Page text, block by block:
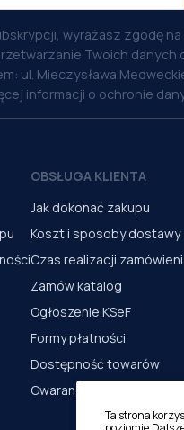
wyrażasz zgodę
Twoich danych
ul. Mieczysława
informacji o ochronie
OBSŁUGA KLIENTA
Jak dokonać zakupu
Koszt i sposoby dostawy
Czas realizacji
Zamów katalog
Ogłoszenie KSeF
Formy płatności
Dostępność towarów
Gwarancja i serwis
Ta strona